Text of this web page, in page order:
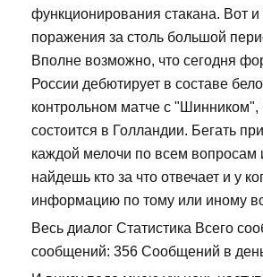
функционирования стакана. Вот и
поражения за столь большой
Вполне возможно, что сегодня
России дебютирует в составе
контрольном матче с "Шинником",
состоится в Голландии. Бегать
каждой мелочи по всем вопросам
найдешь кто за что отвечает и у
информацию по тому или иному
Весь диалог Статистика Всего
сообщений: 356 Сообщений в